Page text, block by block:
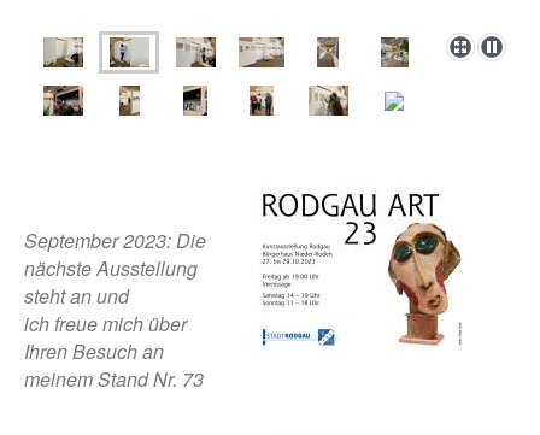
September 2023: Die
nächste Ausstellung
steht an und
ich freue mich über
Ihren Besuch an
meinem Stand Nr. 73